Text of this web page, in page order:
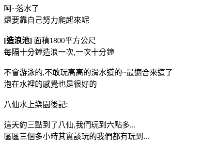
呵~落水了
還要靠自己努力爬起來呢
[造浪池] 面積1800平方公尺
每隔十分鐘造浪一次,一次十分鐘
不會游泳的,不敢玩高高的滑水道的~最適合來這了
泡在水裡的感覺也是很好的
八仙水上樂園後記:
這天約三點到了八仙,我們玩到六點多...
區區三個多小時其實該玩的我們都有玩到...